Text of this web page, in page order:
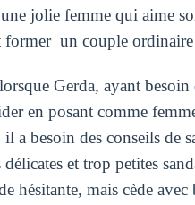
jolie femme qui aime
former un couple ordinaire
Gerda, ayant
en posant comme
a besoin des conseils de
et trop petites
hésitante, mais cède